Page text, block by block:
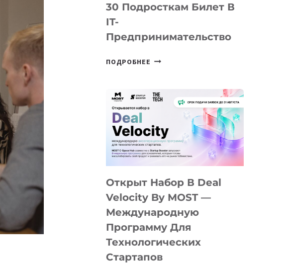
30 Подросткам Билет В
IT-
Предпринимательство
ПОДРОБНЕЕ ОТ
АЛМАТЫ:
YOUTH
CAMP
ДАЛ
ПОДРОСТКАМ
БИЛЕТ
IT-
ПРЕДПРИНИМАТЕЛЬСТВО
Открыт Набор В Deal
Velocity By MOST —
Международную
Программу Для
Технологических
Стартапов